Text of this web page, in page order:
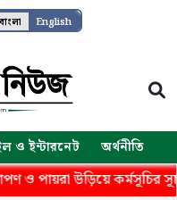
English
ও ইন্টারনেট অর্থনীতি
উড়িয়ে কর্মসূচির সূচনা